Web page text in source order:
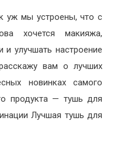
уж мы устроены, что с
хочется макияжа,
и улучшать настроение
вам о лучших
новинках самого
продукта — тушь для
Лучшая тушь для